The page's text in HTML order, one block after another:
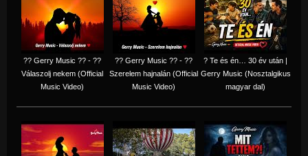
?? Gerry Music ?? - ??
Válaszolj nekem (Official
Music Video)
?? Gerry Music ?? - ??
Szerelem hajnalán (Official
Music Video)
? Te és én… 30 év után |
Gerry Music (Nosztalgikus
magyar dal)